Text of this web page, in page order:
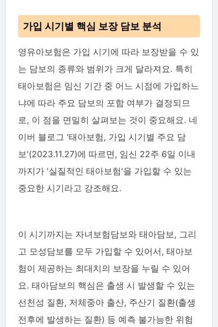
가입 시기별 핵심 보장 담보 분석
영유아보험은 가입 시기에 따라 보장받을 수 있
는 담보의 종류와 범위가 크게 달라져요. 특히
태아보험은 임신 기간 중 어느 시점에 가입하느
냐에 따라 주요 담보의 포함 여부가 결정되므
로, 이 점을 면밀히 살펴보는 것이 중요해요. 네
이버 블로그 '태아보험, 가입 시기별 주요 담
보'(2023.11.27)에 따르면, 임신 22주 6일 이내
까지가 '실질적인 태아보험'을 가입할 수 있는
중요한 시기라고 강조해요.
이 시기까지는 자녀보험담보와 태아담보, 그리
고 모성담보를 모두 가입할 수 있어서, 태아보
험이 제공하는 최대치의 보장을 누릴 수 있어
요. 태아담보의 핵심은 출생 시 발생할 수 있는
선천성 질환, 저체중아 출산, 주산기 질환(출생
전후에 발생하는 질환) 등 예측 불가능한 위험